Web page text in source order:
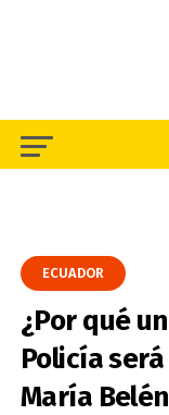
ECUADOR
¿Por qué
Policía
María